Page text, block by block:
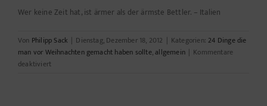
Wer keine Zeit hat, ist ärmer als der ärmste Bettler. – Italien
Von Philipp Sack | Dienstag, Dezember 18, 2012 | Kategorien: 24 Dinge die
man vor Weihnachten gemacht haben sollte,allgemein | Kommentare
deaktiviertfür